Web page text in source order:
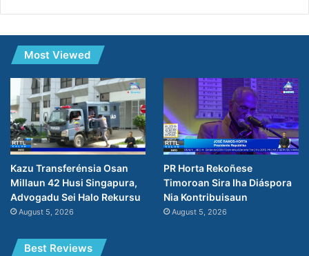
Most Viewed
Kazu Transferénsia Osan
Millaun 42 Husi Singapura,
Advogadu Sei Halo Rekursu
August 5, 2026
PR Horta Rekoñese
Timoroan Sira Iha Diáspora
Nia Kontribuisaun
August 5, 2026
Best Reviews